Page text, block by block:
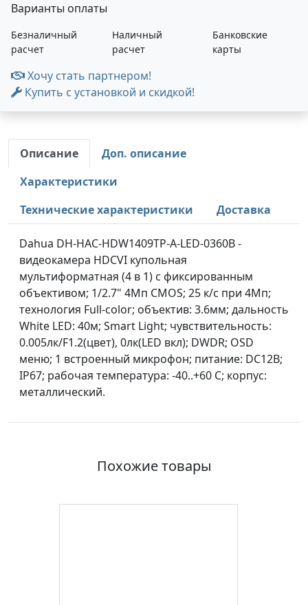
Варианты оплаты
Безналичный
расчет
Наличный
расчет
Банковские
карты
Хочу стать партнером!
Купить с установкой и скидкой!
Описание
Доп. описание
Характеристики
Технические характеристики
Доставка
Dahua DH-HAC-HDW1409TP-A-LED-0360B -
видеокамера HDCVI купольная
мультиформатная (4 в 1) с фиксированным
объективом; 1/2.7" 4Mп CMOS; 25 к/с при 4Мп;
технология Full-color; объектив: 3.6мм; дальность
White LED: 40м; Smart Light; чувствительность:
0.005лк/F1.2(цвет), 0лк(LED вкл); DWDR; OSD
меню; 1 встроенный микрофон; питание: DC12В;
IP67; рабочая температура: -40..+60 С; корпус:
металлический.
Похожие товары